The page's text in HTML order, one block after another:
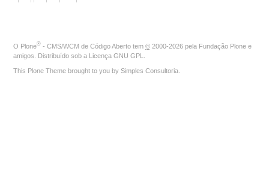
O Plone® - CMS/WCM de Código Aberto tem © 2000-2026 pela Fundação Plone e
amigos. Distribuído sob a Licença GNU GPL
This Plone Theme brought to you by Simples Consultoria